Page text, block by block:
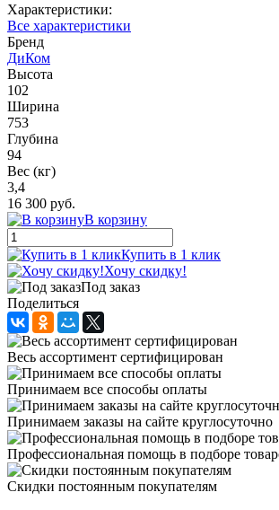
Характеристики:
Все характеристики
Бренд
ДиКом
Высота
102
Ширина
753
Глубина
94
Вес (кг)
3,4
16 300 руб.
В корзину
Купить в 1 клик
Хочу скидку!
Под заказ
Поделиться
Весь ассортимент сертифицирован
Принимаем все способы оплаты
Принимаем заказы на сайте круглосуточно
Профессиональная помощь в подборе
Скидки постоянным покупателям